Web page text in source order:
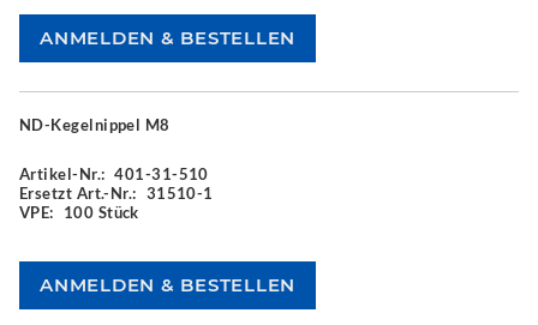
ND-Kegelnippel M8
Artikel-Nr.: 401-31-510
Ersetzt Art.-Nr.: 31510-1
VPE:
100 Stück